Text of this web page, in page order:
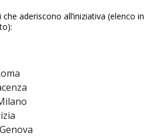
aderiscono all’iniziativa (elenco in